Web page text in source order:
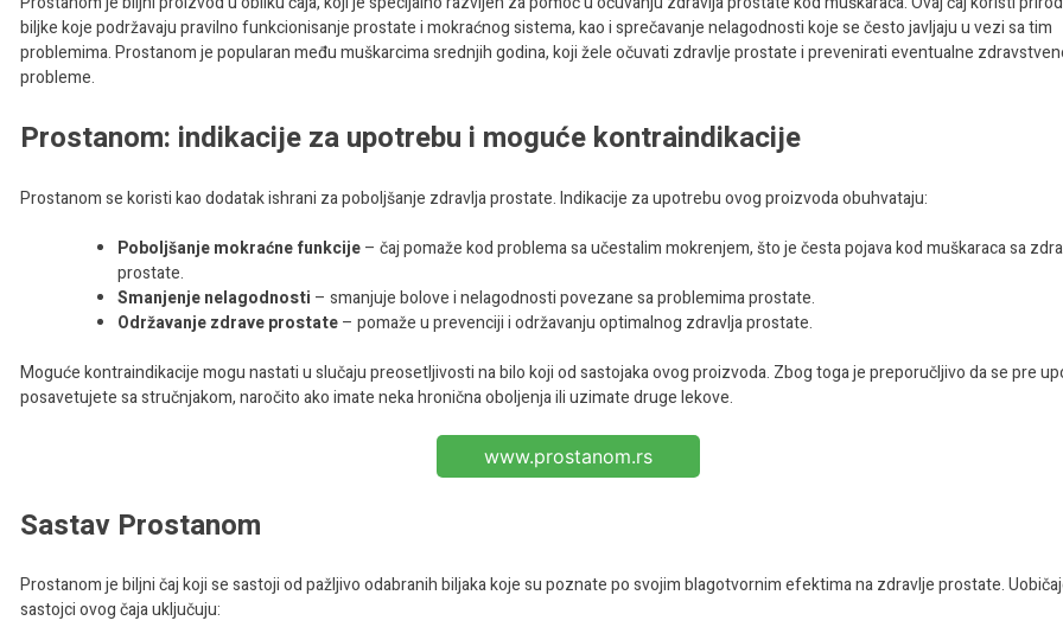
biljke koje podržavaju pravilno funkcionisanje prostate i mokraćnog sistema, kao i sprečavanje nelagodnosti koje se često javljaju u vezi sa tim
problemima. Prostanom je popularan među muškarcima srednjih godina, koji žele očuvati zdravlje prostate i prevenirati eventualne
probleme.
Prostanom: indikacije za upotrebu i moguće kontraindikacije
Prostanom se koristi kao dodatak ishrani za poboljšanje zdravlja prostate. Indikacije za upotrebu ovog proizvoda obuhvataju:
Poboljšanje mokraćne funkcije– čaj pomaže kod problema sa učestalim mokrenjem, što je česta pojava kod muškaraca sa
prostate.
Smanjenje nelagodnosti – smanjuje bolove i nelagodnosti povezane sa problemima prostate.
Održavanje zdrave prostate– pomaže u prevenciji i održavanju optimalnog zdravlja prostate.
Moguće kontraindikacije mogu nastati u slučaju preosetljivosti na bilo koji od sastojaka ovog proizvoda. Zbog toga je preporučljivo da se pre
posavetujete sa stručnjakom, naročito ako imate neka hronična oboljenja ili uzimate druge lekove.
www.prostanom.rs
Sastav Prostanom
Prostanom je biljni čaj koji se sastoji od pažljivo odabranih biljaka koje su poznate po svojim blagotvornim efektima na zdravlje prostate.
sastojci ovog čaja uključuju: